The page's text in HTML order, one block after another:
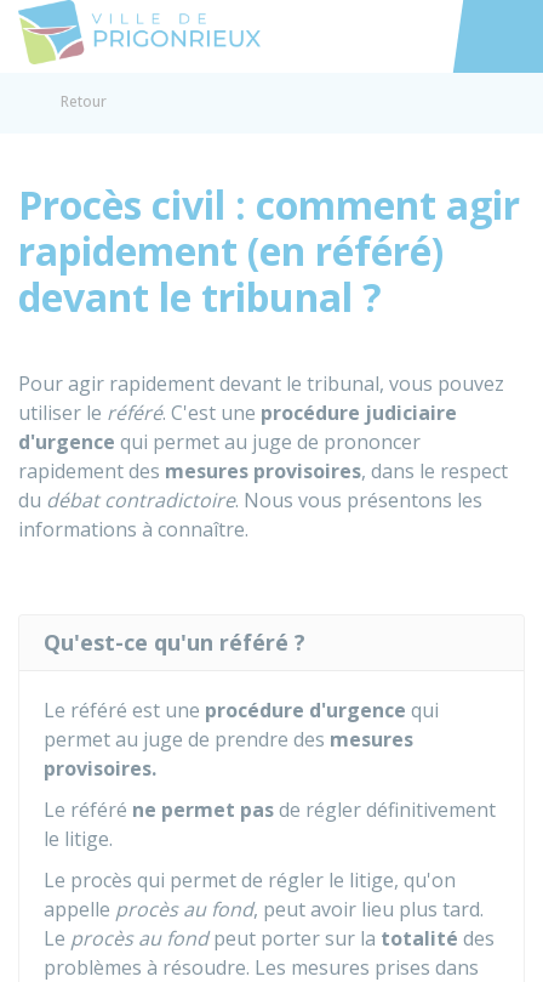
Accéder
Retour
Procès civil : comment agir
rapidement (en référé)
devant le tribunal ?
Pour agir rapidement devant le tribunal, vous pouvez
utiliser le référé. C'est une procédure judiciaire
d'urgence qui permet au juge de prononcer
rapidement des mesures provisoires, dans le respect
du débat contradictoire. Nous vous présentons les
informations à connaître.
Qu'est-ce qu'un référé ?
Le référé est une procédure d'urgence qui
permet au juge de prendre des mesures
provisoires.
Le référé ne permet pasde régler définitivement
le litige.
Le procès qui permet de régler le litige, qu'on
appelle procès au fond, peut avoir lieu plus tard.
Le procès au fondpeut porter sur la totalité des
problèmes à résoudre. Les mesures prises dans